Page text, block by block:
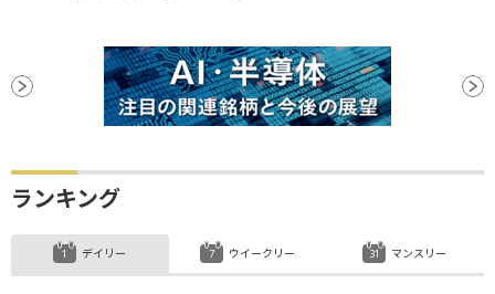
ランキング
デイリー ウイークリー マンスリー